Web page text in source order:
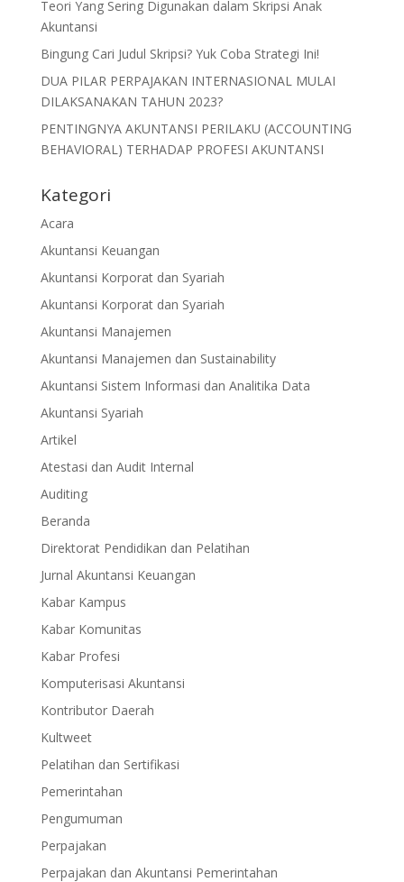
Teori Yang Sering Digunakan dalam Skripsi Anak
Akuntansi
Bingung Cari Judul Skripsi? Yuk Coba Strategi Ini!
DUA PILAR PERPAJAKAN INTERNASIONAL MULAI
DILAKSANAKAN TAHUN 2023?
PENTINGNYA AKUNTANSI PERILAKU (ACCOUNTING
BEHAVIORAL) TERHADAP PROFESI AKUNTANSI
Kategori
Acara
Akuntansi Keuangan
Akuntansi Korporat dan Syariah
Akuntansi Korporat dan Syariah
Akuntansi Manajemen
Akuntansi Manajemen dan Sustainability
Akuntansi Sistem Informasi dan Analitika Data
Akuntansi Syariah
Artikel
Atestasi dan Audit Internal
Auditing
Beranda
Direktorat Pendidikan dan Pelatihan
Jurnal Akuntansi Keuangan
Kabar Kampus
Kabar Komunitas
Kabar Profesi
Komputerisasi Akuntansi
Kontributor Daerah
Kultweet
Pelatihan dan Sertifikasi
Pemerintahan
Pengumuman
Perpajakan
Perpajakan dan Akuntansi Pemerintahan